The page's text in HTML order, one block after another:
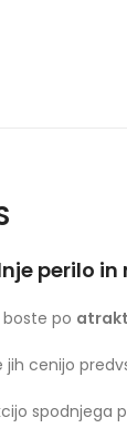
perilo
boste po
jih cenijo
spodnjega